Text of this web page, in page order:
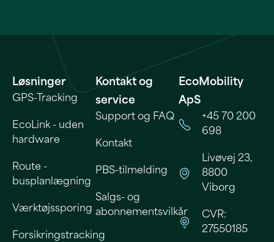
Løsninger
GPS-Tracking
EcoLink - uden
hardware
Route -
busplanlægning
Værktøjssporing
Forsikringstracking
Kontakt og
service
Support og FAQ
Kontakt
PBS-tilmelding
Salgs- og
abonnementsvilkår
EcoMobility
ApS
+45 70 200
698
Livøvej 23,
8800
Viborg
CVR:
27550185